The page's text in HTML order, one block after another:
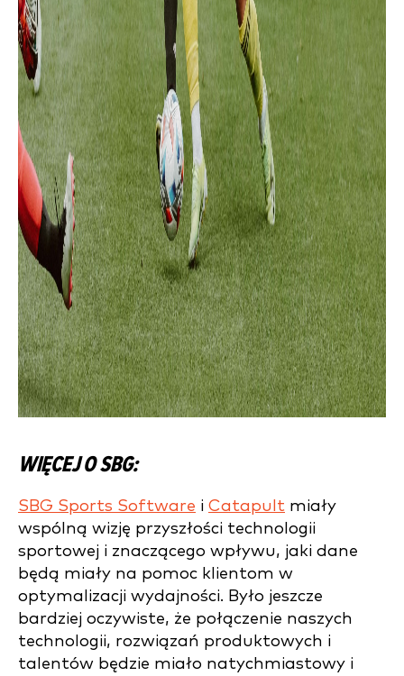
WIĘCEJ O SBG:
SBG Sports Software i Catapult miały
wspólną wizję przyszłości technologii
sportowej i znaczącego wpływu, jaki dane
będą miały na pomoc klientom w
optymalizacji wydajności. Było jeszcze
bardziej oczywiste, że połączenie naszych
technologii, rozwiązań produktowych i
talentów będzie miało natychmiastowy i